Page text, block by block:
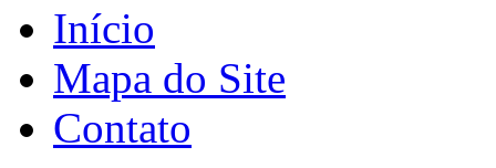
Início
Mapa do Site
Contato